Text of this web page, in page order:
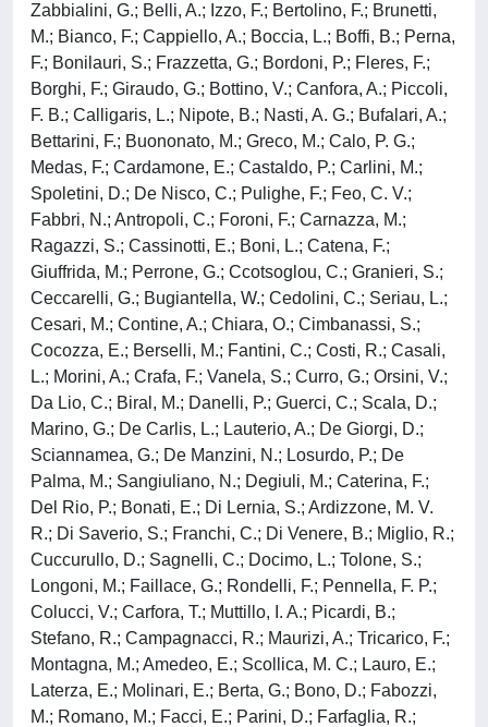
Zabbialini, G.; Belli, A.; Izzo, F.; Bertolino, F.; Brunetti,
M.; Bianco, F.; Cappiello, A.; Boccia, L.; Boffi, B.; Perna,
F.; Bonilauri, S.; Frazzetta, G.; Bordoni, P.; Fleres, F.;
Borghi, F.; Giraudo, G.; Bottino, V.; Canfora, A.; Piccoli,
F. B.; Calligaris, L.; Nipote, B.; Nasti, A. G.; Bufalari, A.;
Bettarini, F.; Buononato, M.; Greco, M.; Calo, P. G.;
Medas, F.; Cardamone, E.; Castaldo, P.; Carlini, M.;
Spoletini, D.; De Nisco, C.; Pulighe, F.; Feo, C. V.;
Fabbri, N.; Antropoli, C.; Foroni, F.; Carnazza, M.;
Ragazzi, S.; Cassinotti, E.; Boni, L.; Catena, F.;
Giuffrida, M.; Perrone, G.; Ccotsoglou, C.; Granieri, S.;
Ceccarelli, G.; Bugiantella, W.; Cedolini, C.; Seriau, L.;
Cesari, M.; Contine, A.; Chiara, O.; Cimbanassi, S.;
Cocozza, E.; Berselli, M.; Fantini, C.; Costi, R.; Casali,
L.; Morini, A.; Crafa, F.; Vanela, S.; Curro, G.; Orsini, V.;
Da Lio, C.; Biral, M.; Danelli, P.; Guerci, C.; Scala, D.;
Marino, G.; De Carlis, L.; Lauterio, A.; De Giorgi, D.;
Sciannamea, G.; De Manzini, N.; Losurdo, P.; De
Palma, M.; Sangiuliano, N.; Degiuli, M.; Caterina, F.;
Del Rio, P.; Bonati, E.; Di Lernia, S.; Ardizzone, M. V.
R.; Di Saverio, S.; Franchi, C.; Di Venere, B.; Miglio, R.;
Cuccurullo, D.; Sagnelli, C.; Docimo, L.; Tolone, S.;
Longoni, M.; Faillace, G.; Rondelli, F.; Pennella, F. P.;
Colucci, V.; Carfora, T.; Muttillo, I. A.; Picardi, B.;
Stefano, R.; Campagnacci, R.; Maurizi, A.; Tricarico, F.;
Montagna, M.; Amedeo, E.; Scollica, M. C.; Lauro, E.;
Laterza, E.; Molinari, E.; Berta, G.; Bono, D.; Fabozzi,
M.; Romano, M.; Facci, E.; Parini, D.; Farfaglia, R.;